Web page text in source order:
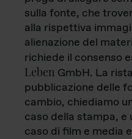
sulla fonte, che
alla rispettiva
alienazione del
richiede il consenso
Leben GmbH. La
pubblicazione delle
cambio, chiediamo
caso della stampa, e
caso di film e media